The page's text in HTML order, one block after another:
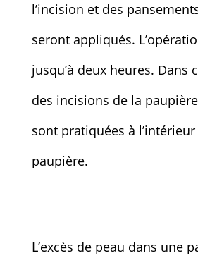
l’incision et des
seront appliqués.
jusqu’à deux heures. Dans
des incisions de la
sont pratiquées à
paupière.
L’excès de peau dans une